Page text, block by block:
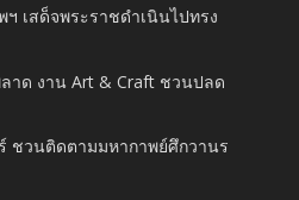
ฯ เสด็จพระราชดำเนินไปทรง
าด งาน Art & Craft ชวนปลด
ร์ ชวนติดตามมหากาพย์ศึกวานร